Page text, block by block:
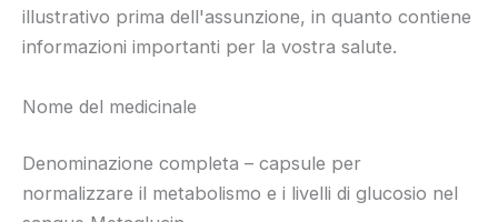
illustrativo prima dell'assunzione, in quanto contiene
informazioni importanti per la vostra salute.
Nome del medicinale
Denominazione completa – capsule per
normalizzare il metabolismo e i livelli di glucosio nel